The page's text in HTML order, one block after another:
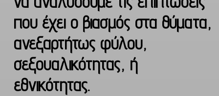
που έχει ο βιασμός στα θύματα,
ανεξαρτήτως φύλου,
σεξουαλικότητας, ή
εθνικότητας.